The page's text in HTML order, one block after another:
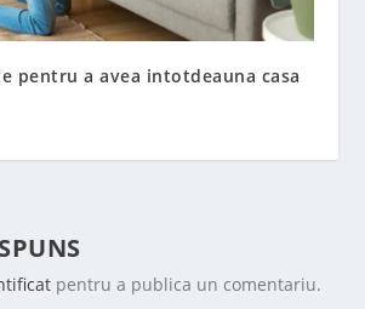
pentru a avea intotdeauna casa
pentru a publica un comentariu.